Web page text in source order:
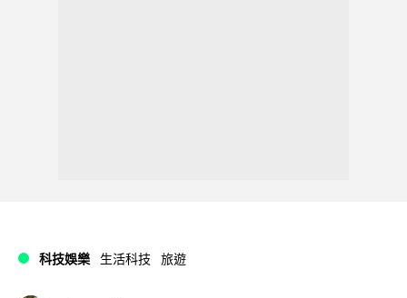
科技娛樂 生活科技 旅遊